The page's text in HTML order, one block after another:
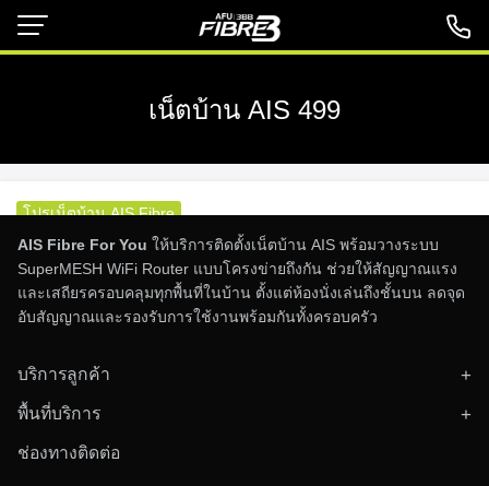
Skip
เน็ตบ้าน AIS 499
โปรเน็ตบ้าน AIS Fibre
โปรเน็ตบ้าน AIS Fibre 499 บาท เหมาะกับใคร
24/06/2026
สำหรับคนที่กำลังมองหา โปรเน็ตบ้าน AIS Fibre 499 บาท หรื
AIS Fibre For You ให้บริการติดตั้งเน็ตบ้าน AIS พร้อมวางระบบ
SuperMESH WiFi Router แบบโครงข่ายถึงกัน ช่วยให้สัญญาณแรง
และเสถียรครอบคลุมทุกพื้นที่ในบ้าน ตั้งแต่ห้องนั่งเล่นถึงชั้นบน ลดจุด
อับสัญญาณและรองรับการใช้งานพร้อมกันทั้งครอบครัว
บริการลูกค้า
ติดตั้งอินเทอร์เน็ตบ้าน
ตรวจสอบพื้นที่ให้บริการ
ข่าวสารและโปรโมชั่น
พื้นที่บริการ
ช่องทางติดต่อ